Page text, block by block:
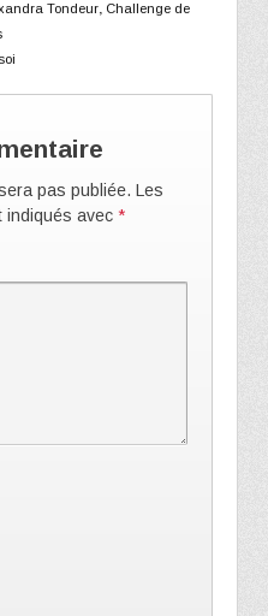
Tondeur Challenge de
pas publiée. Les
indiqués avec *